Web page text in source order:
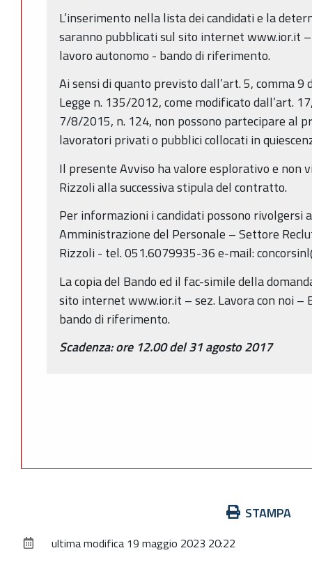
L’inserimento nella lista dei candidati e la
saranno pubblicati sul sito internet www.ior.it
lavoro autonomo - bando di riferimento.
Ai sensi di quanto previsto dall’art. 5, comma
Legge n. 135/2012, come modificato dall’art.
7/8/2015, n. 124, non possono partecipare al
lavoratori privati o pubblici collocati in
Il presente Avviso ha valore esplorativo e non
Rizzoli alla successiva stipula del contratto.
Per informazioni i candidati possono rivolgersi
Amministrazione del Personale – Settore
Rizzoli - tel. 051.6079935-36 e-mail:
La copia del Bando ed il fac-simile della
sito internet www.ior.it – sez. Lavora con noi –
bando di riferimento.
Scadenza: ore 12.00 del 31 agosto 2017
documento
STAMPA
ultima modifica 19 maggio 2023 20:22